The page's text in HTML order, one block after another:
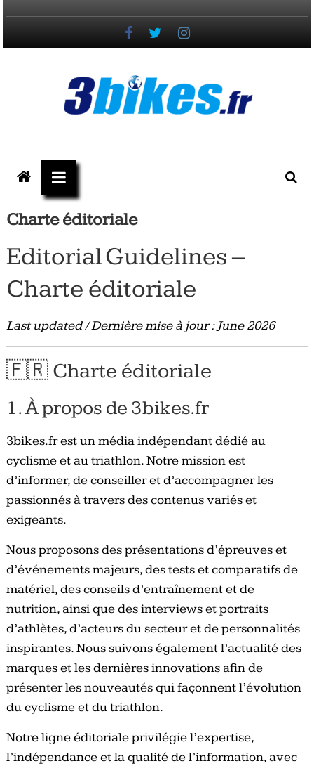
votre
magazine
Vélo,
Gravel
&
Triathlon
Tous
les
jours,
votre
actualité
vélo
triathlon
Charte éditoriale
Editorial Guidelines –
Charte éditoriale
Last updated / Dernière mise à jour : June 2026
🇫🇷 Charte éditoriale
1. À propos de 3bikes.fr
3bikes.fr est un média indépendant dédié au
cyclisme et au triathlon. Notre mission est
d’informer, de conseiller et d’accompagner les
passionnés à travers des contenus variés et
exigeants.
Nous proposons des présentations d’épreuves et
d’événements majeurs, des tests et comparatifs de
matériel, des conseils d’entraînement et de
nutrition, ainsi que des interviews et portraits
d’athlètes, d’acteurs du secteur et de personnalités
inspirantes. Nous suivons également l’actualité des
marques et les dernières innovations afin de
présenter les nouveautés qui façonnent l’évolution
du cyclisme et du triathlon.
Notre ligne éditoriale privilégie l’expertise,
l’indépendance et la qualité de l’information, avec